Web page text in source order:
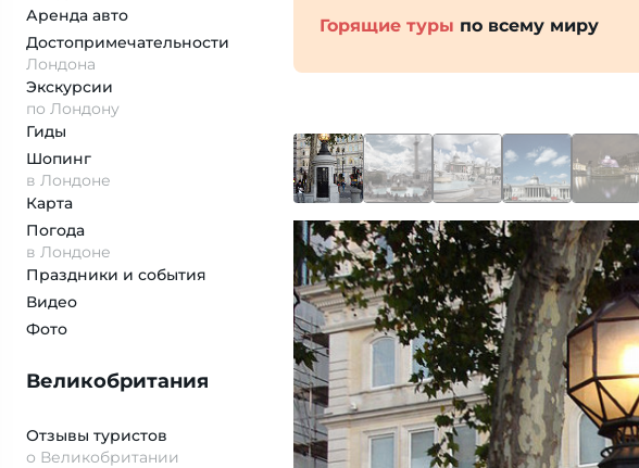
Аренда авто
Достопримеча­тельности
Лондона
Экскурсии
по Лондону
Гиды
Шопинг
в Лондоне
Карта
Погода
в Лондоне
Праздники и события
Видео
Фото
Великобритания
Отзывы туристов
о Великобритании
Горящие туры по всему миру